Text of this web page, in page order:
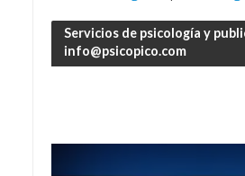
Servicios de psicología y
info@psicopico.com